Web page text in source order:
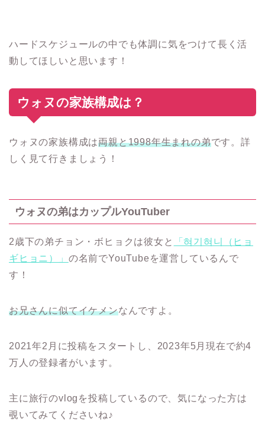
ハードスケジュールの中でも体調に気をつけて長く活
動してほしいと思います！
ウォヌの家族構成は？
ウォヌの家族構成は両親と1998年生まれの弟です。詳
しく見て行きましょう！
ウォヌの弟はカップルYouTuber
2歳下の弟チョン・ボヒョクは彼女と
「혀기혀니（ヒョ
ギヒョニ）」 の名前でYouTubeを運営しているんで
す！
お兄さんに似てイケメンなんですよ。
2021年2月に投稿をスタートし、2023年5月現在で約4
万人の登録者がいます。
主に旅行のvlogを投稿しているので、気になった方は
覗いてみてくださいね♪